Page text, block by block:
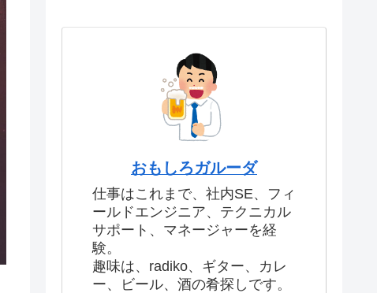
おもしろガルーダ
仕事はこれまで、社内SE、フィ
ールドエンジニア、テクニカル
サポート、マネージャーを経
験。
趣味は、radiko、ギター、カレ
ー、ビール、酒の肴探しです。